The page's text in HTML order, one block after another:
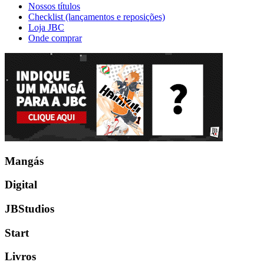
Nossos títulos
Checklist (lançamentos e reposições)
Loja JBC
Onde comprar
Mangás
Digital
JBStudios
Start
Livros